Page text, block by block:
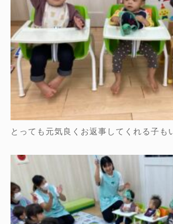
とっても元気良くお返事してくれる子も